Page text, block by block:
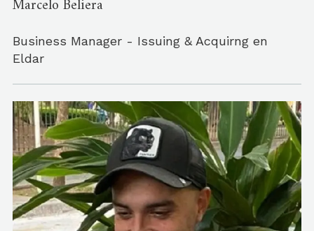
Marcelo Beliera
Business Manager - Issuing & Acquirng en
Eldar